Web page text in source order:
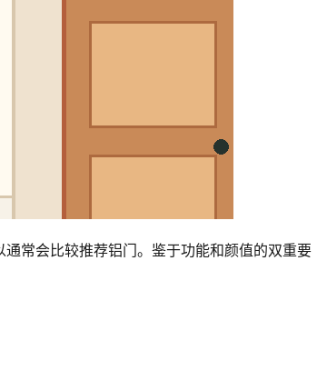
常会比较推荐铝门。鉴于功能和颜值的双重要